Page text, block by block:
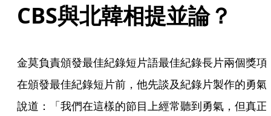
CBS與北韓相提並論？
金莫負責頒發最佳紀錄短片語最佳紀錄長片兩個獎項
在頒發最佳紀錄短片前，他先談及紀錄片製作的勇氣
說道：「我們在這樣的節目上經常聽到勇氣，但真正